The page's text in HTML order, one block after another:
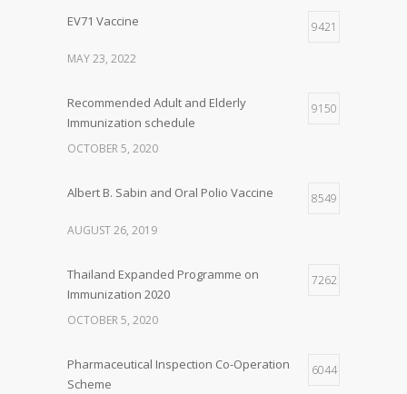
EV71 Vaccine 9421
MAY 23, 2022
Recommended Adult and Elderly
Immunization schedule
9150
OCTOBER 5, 2020
Albert B. Sabin and Oral Polio Vaccine 8549
AUGUST 26, 2019
Thailand Expanded Programme on
Immunization 2020
7262
OCTOBER 5, 2020
Pharmaceutical Inspection Co-Operation
Scheme
6044